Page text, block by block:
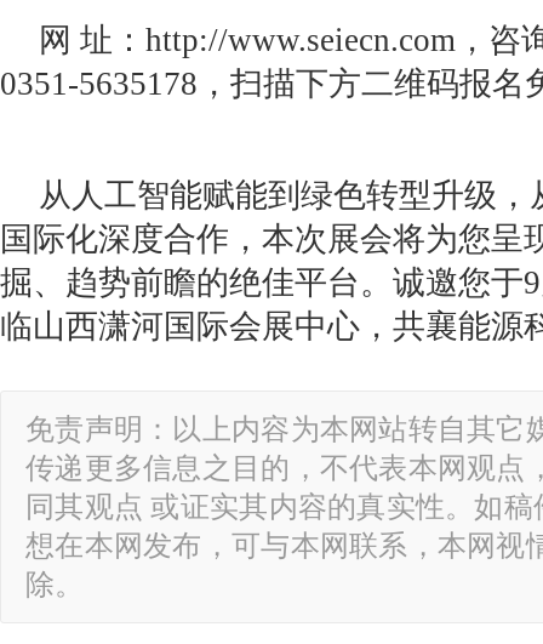
网 址：http://www.seiecn.com，咨
0351-5635178，扫描下方二维码报名
从人工智能赋能到绿色转型升级
国际化深度合作，本次展会将为您呈
掘、趋势前瞻的绝佳平台。诚邀您于
临山西潇河国际会展中心，共襄能源
免责声明：以上内容为本网站转自其它
传递更多信息之目的，不代表本网观点
同其观点 或证实其内容的真实性。如
想在本网发布，可与本网联系，本网视
除。